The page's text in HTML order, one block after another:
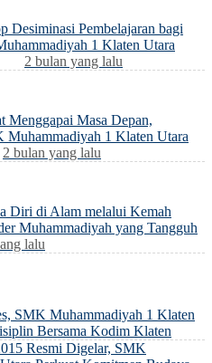
Desiminasi Pembelajaran bagi
1 Klaten Utara
2 bulan yang lalu
Menggapai Masa Depan,
Muhammadiyah 1 Klaten Utara
2 bulan yang lalu
Diri di Alam melalui Kemah
Muhammadiyah yang Tangguh
lalu
SMK Muhammadiyah 1 Klaten
Bersama Kodim Klaten
Resmi Digelar, SMK